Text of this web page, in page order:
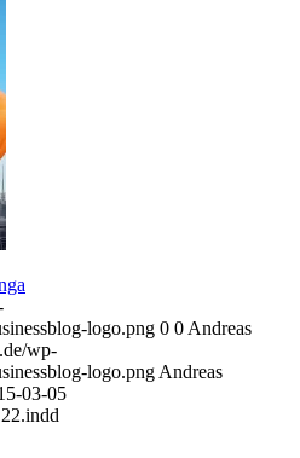
logo.png 0 0 Andreas
wp-
logo.png Andreas
03-05